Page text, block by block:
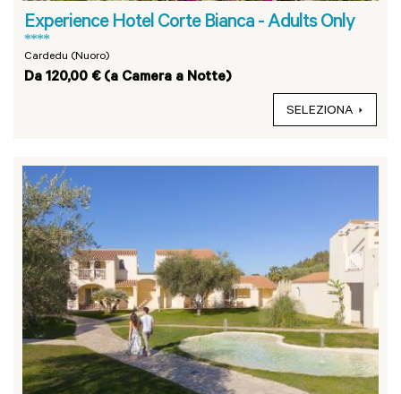
Experience Hotel Corte Bianca - Adults Only
****
Cardedu (Nuoro)
Da 120,00 € (a Camera a Notte)
SELEZIONA